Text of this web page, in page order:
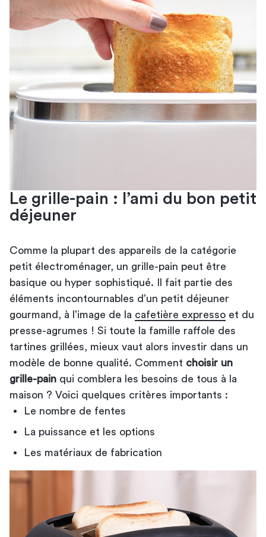
Le grille-pain : l’ami du bon petit
déjeuner
Comme la plupart des appareils de la catégorie
petit électroménager, un grille-pain peut être
basique ou hyper sophistiqué. Il fait partie des
éléments incontournables d’un petit déjeuner
gourmand, à l’image de la cafetière expresso et du
presse-agrumes ! Si toute la famille raffole des
tartines grillées, mieux vaut alors investir dans un
modèle de bonne qualité. Comment choisir un
grille-pain qui comblera les besoins de tous à la
maison ? Voici quelques critères importants :
Le nombre de fentes
La puissance et les options
Les matériaux de fabrication